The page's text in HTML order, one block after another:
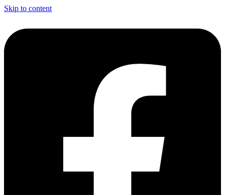
Skip to content